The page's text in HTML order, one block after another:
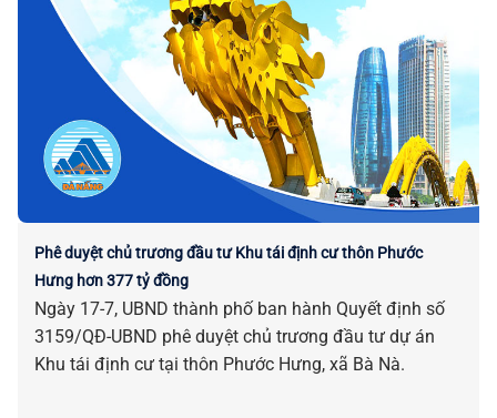
Phê duyệt chủ trương đầu tư Khu tái định cư thôn Phước
Hưng hơn 377 tỷ đồng
Ngày 17-7, UBND thành phố ban hành Quyết định số
3159/QĐ-UBND phê duyệt chủ trương đầu tư dự án
Khu tái định cư tại thôn Phước Hưng, xã Bà Nà.